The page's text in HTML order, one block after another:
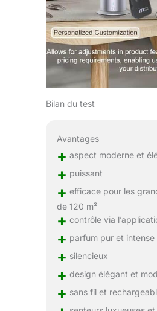
Bilan du test
Avantages
+ aspect moderne et
+ puissant
+ efficace pour les
de 120 m²
+ contrôle via
+ parfum pur et intense
+ silencieux
+ design élégant et
+ sans fil et